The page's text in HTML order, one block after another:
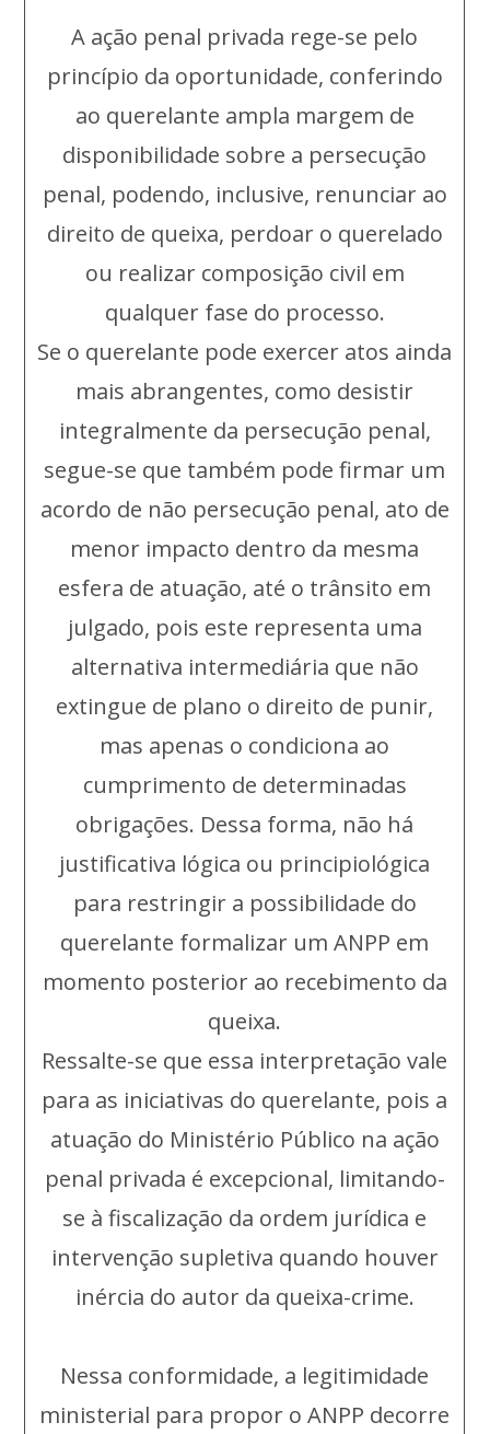
A ação penal privada rege-se pelo
princípio da oportunidade, conferindo
ao querelante ampla margem de
disponibilidade sobre a persecução
penal, podendo, inclusive, renunciar ao
direito de queixa, perdoar o querelado
ou realizar composição civil em
qualquer fase do processo.
Se o querelante pode exercer atos ainda
mais abrangentes, como desistir
integralmente da persecução penal,
segue-se que também pode firmar um
acordo de não persecução penal, ato de
menor impacto dentro da mesma
esfera de atuação, até o trânsito em
julgado, pois este representa uma
alternativa intermediária que não
extingue de plano o direito de punir,
mas apenas o condiciona ao
cumprimento de determinadas
obrigações. Dessa forma, não há
justificativa lógica ou principiológica
para restringir a possibilidade do
querelante formalizar um ANPP em
momento posterior ao recebimento da
queixa.
Ressalte-se que essa interpretação vale
para as iniciativas do querelante, pois a
atuação do Ministério Público na ação
penal privada é excepcional, limitando-
se à fiscalização da ordem jurídica e
intervenção supletiva quando houver
inércia do autor da queixa-crime.
Nessa conformidade, a legitimidade
ministerial para propor o ANPP decorre